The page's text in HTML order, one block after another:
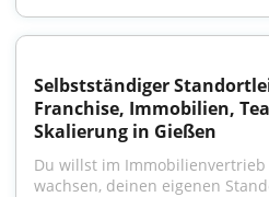
Selbstständiger
Franchise, Immobilien,
Skalierung in Gießen
Du willst im
wachsen, deinen eigenen